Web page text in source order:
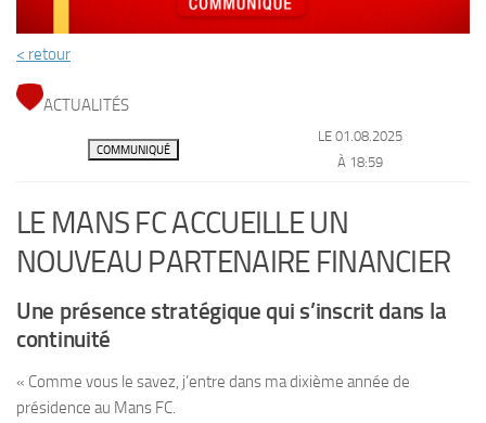
< retour
ACTUALITÉS
COMMUNIQUÉ
LE 01.08.2025
À 18:59
LE MANS FC ACCUEILLE UN
NOUVEAU PARTENAIRE FINANCIER
Une présence stratégique qui s’inscrit dans la
continuité
« Comme vous le savez, j’entre dans ma dixième année de
présidence au Mans FC.